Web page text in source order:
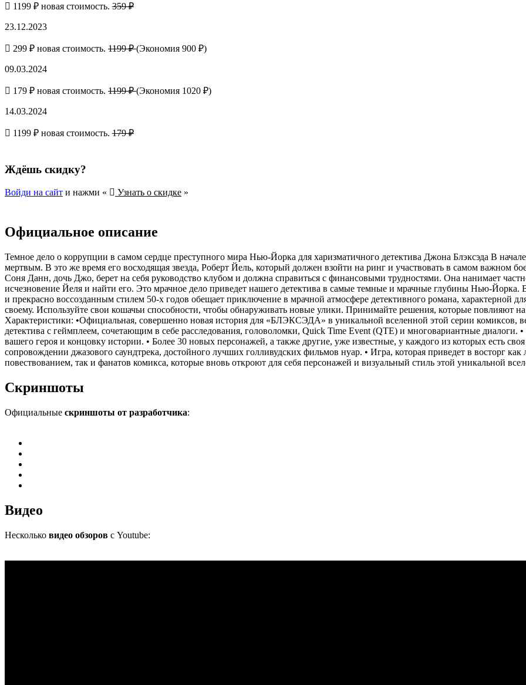
1199 ₽ новая стоимость. 359 ₽
23.12.2023
299 ₽ новая стоимость. 1199 ₽(Экономия 900 ₽)
09.03.2024
179 ₽ новая стоимость. 1199 ₽(Экономия 1020 ₽)
14.03.2024
1199 ₽ новая стоимость. 179 ₽
Ждёшь скидку?
Войди на сайт и нажми « Узнать о скидке »
Официальное описание
Темное дело о коррупции в самом сердце преступного мира Нью-Йорка для харизматичного детектива Джона Блэксэда В
мертвым. В это же время его восходящая звезда, Роберт Йель, который должен взойти на ринг и участвовать в самом важном
Соня Данн, дочь Джо, берет на себя руководство клубом и должна справиться с финансовыми трудностями. Она нанимает
исчезновение Йеля и найти его. Это мрачное дело приведет нашего детектива в самые темные и мрачные глубины Нью-
и прекрасно воссозданным стилем 50-х годов обещает приключение в мрачной атмосфере детективного романа, характерной
своему. Используйте свои кошачьи способности, чтобы обнаруживать новые улики. Принимайте решения, которые повлияют на
Характеристики: •Официальная, совершенно новая история для «БЛЭКСЭДА» в уникальной вселенной этой серии комиксов,
детектива с геймплеем, сочетающим в себе расследования, головоломки, Quick Time Event (QTE) и многовариантные
вашего героя и концовку истории. • Более 30 новых персонажей, а также другие, уже известные, у каждого из которых есть
сопровождении джазового саундтрeка, достойного лучших голливудских фильмов нуар. • Игра, которая приведет в восторг
повествованием, так и фанатов комикса, которые вновь откроют для себя персонажей и визуальный стиль этой уникальной
Скриншоты
Официальные скриншоты от разработчика:
Видео
Несколько видео обзоров с Youtube: